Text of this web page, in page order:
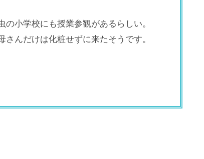
小学校にも授業参観があるらしい。
んだけは化粧せずに来たそうです。